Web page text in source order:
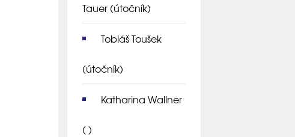
Tauer (útočník)
Tobiáš Toušek
(útočník)
Katharina Wallner
( )